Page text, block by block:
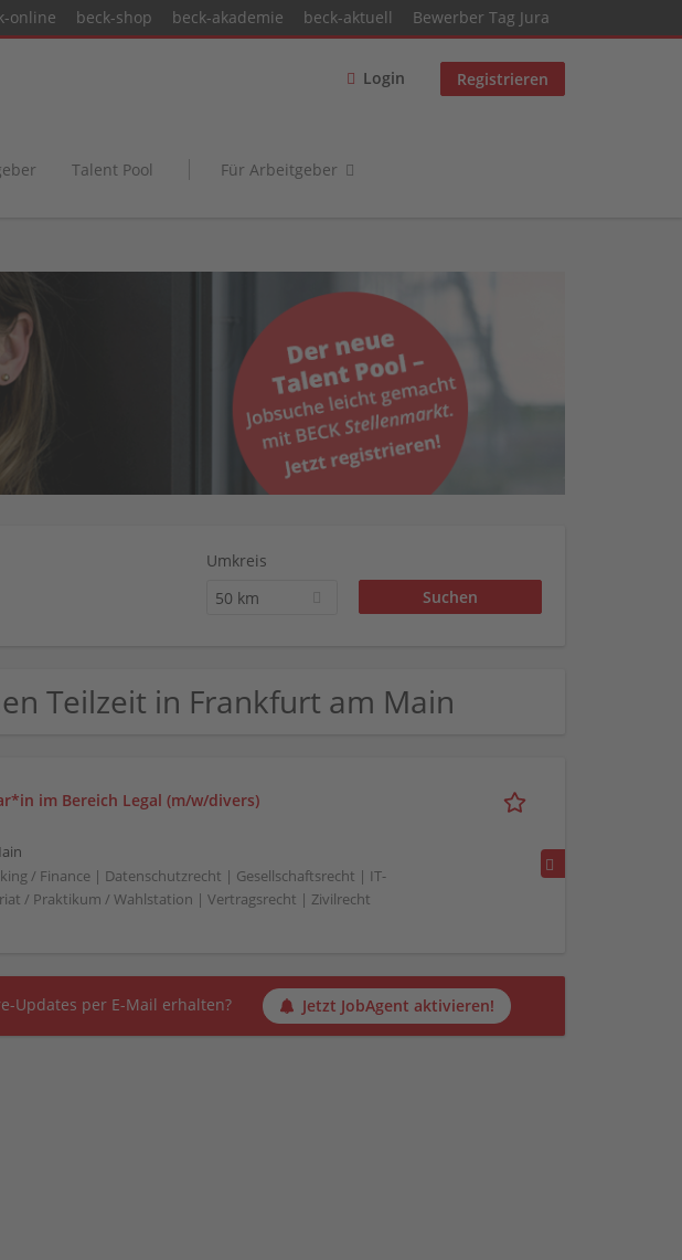
online beck-shop beck-akademie beck-aktuell Bewerber Tag Jura
Login Registrieren
Talent Pool Für Arbeitgeber
Umkreis
50 km
Teilzeit in Frankfurt am Main
im Bereich Legal (m/w/divers)
/ Finance | Datenschutzrecht | Gesellschaftsrecht | IT-
/ Praktikum / Wahlstation | Vertragsrecht | Zivilrecht
Updates per E-Mail erhalten? Jetzt JobAgent aktivieren!